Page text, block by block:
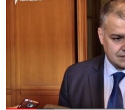
ՄԵԿՆԱԲԱՆՈՒԹՅՈՒՆ
ՏՏ ԵՒ ԻՆՏԵՐՆԵՏ
ԿՈՐՈՆԱՎԻՐՈՒՍ